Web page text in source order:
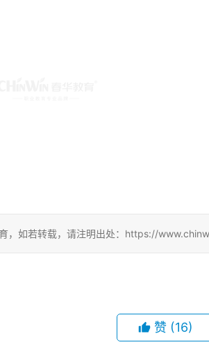
，如若转载，请注明出处：https://
赞 (16)